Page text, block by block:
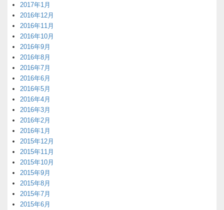
2017年1月
2016年12月
2016年11月
2016年10月
2016年9月
2016年8月
2016年7月
2016年6月
2016年5月
2016年4月
2016年3月
2016年2月
2016年1月
2015年12月
2015年11月
2015年10月
2015年9月
2015年8月
2015年7月
2015年6月